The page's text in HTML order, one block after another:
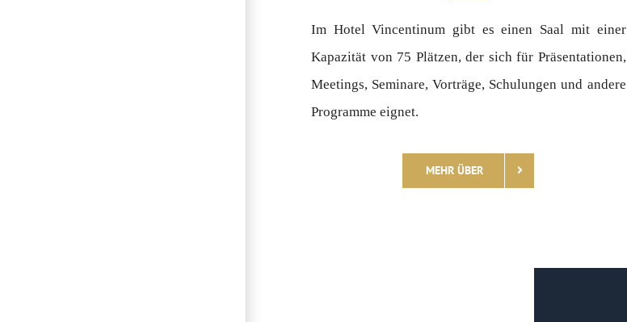
Im Hotel Vincentinum gibt es einen Saal mit einer
Kapazität von 75 Plätzen, der sich für Präsentationen,
Meetings, Seminare, Vorträge, Schulungen und andere
Programme eignet.
MEHR ÜBER